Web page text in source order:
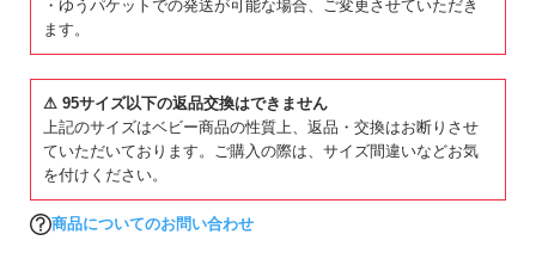
じまんできちゃう
ぼくの、わたしの、たのしい通園がはじまる。
■素材
素肌に心地よい、綿/ポリウレタン素材
軽くて柔らかな履き心地が特徴です。
動きにフィットする、ストレッチの効いたリブ素材です。
・ゆうパケットでの発送が可能な場合、ご変更させていただき
ます。
⚠ 95サイズ以下の返品交換はできません
上記のサイズはベビー商品の性質上、返品・交換はお断りさせ
ていただいております。ご購入の際は、サイズ間違いなどお気
を付けください。
商品についてのお問い合わせ